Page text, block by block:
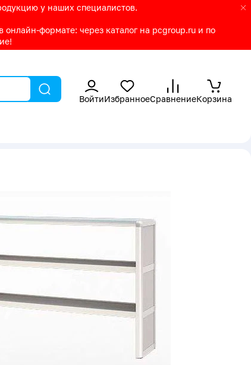
у наших специалистов.
формате: через каталог на pcgroup.ru и по
ВойтиИзбранноеСравнениеКорзина